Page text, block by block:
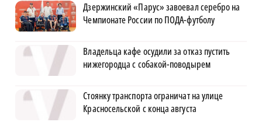
Дзержинский «Парус» завоевал серебро на
Чемпионате России по ПОДА-футболу
Владельца кафе осудили за отказ пустить
нижегородца с собакой-поводырем
Стоянку транспорта ограничат на улице
Красносельской с конца августа